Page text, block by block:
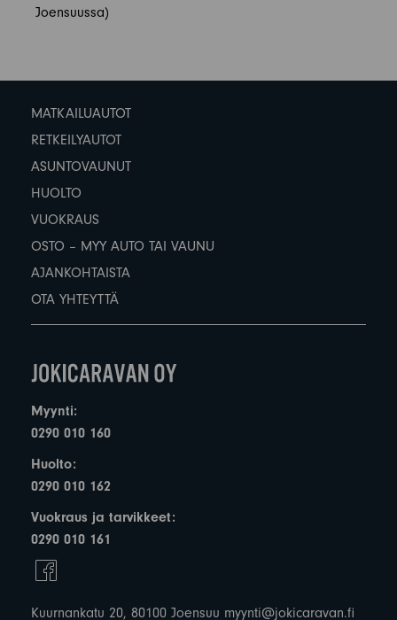
Joensuussa)
MATKAILUAUTOT
RETKEILYAUTOT
ASUNTOVAUNUT
HUOLTO
VUOKRAUS
OSTO – MYY AUTO TAI VAUNU
AJANKOHTAISTA
OTA YHTEYTTÄ
Myynti:
0290 010 160
Huolto:
0290 010 162
Vuokraus ja tarvikkeet:
0290 010 161
Kuurnankatu 20, 80100 Joensuu myynti@jokicaravan.fi